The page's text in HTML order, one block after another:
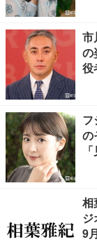
市
の
役
フ
の
相
ジ
9